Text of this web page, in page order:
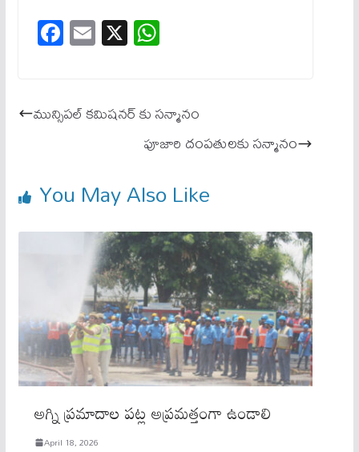
Fa
ce
ok
E
m
X W
ha
A
pp
మున్సిపల్ కమిషనర్ కు సన్మానం
పూజారి దంపతులకు సన్మానం
You May Also Like
అగ్ని ప్రమాదాల పట్ల అప్రమత్తంగా ఉండాలి
April 18, 2026